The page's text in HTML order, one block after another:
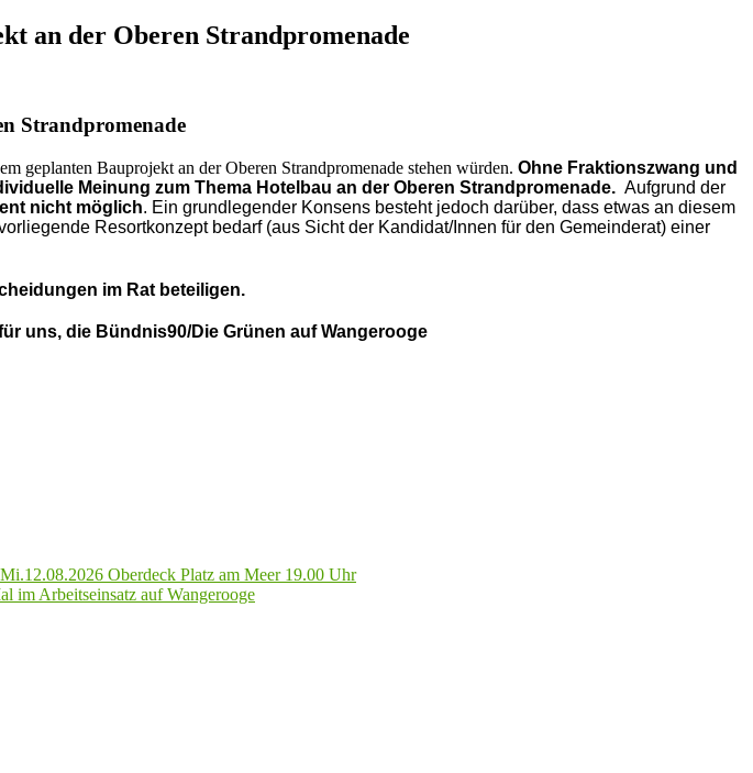
an der Oberen Strandpromenade
Strandpromenade
geplanten Bauprojekt an der Oberen Strandpromenade stehen würden. Ohne Fraktionszwang und
Meinung zum Thema Hotelbau an der Oberen Strandpromenade. Aufgrund der
nicht möglich. Ein grundlegender Konsens besteht jedoch darüber, dass etwas an diesem
Resortkonzept bedarf (aus Sicht der Kandidat/Innen für den Gemeinderat) einer
im Rat beteiligen.
uns, die Bündnis90/Die Grünen auf Wangerooge
Oberdeck Platz am Meer 19.00 Uhr
im Arbeitseinsatz auf Wangerooge